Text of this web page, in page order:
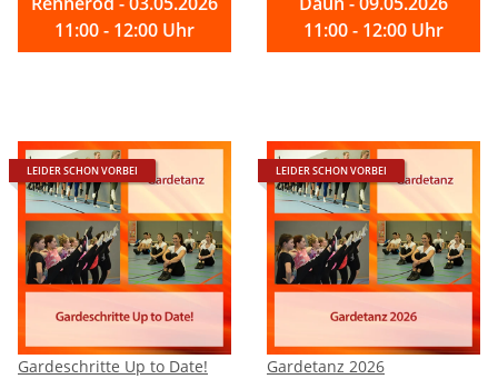
11:00 - 12:00 Uhr
11:00 - 12:00 Uhr
LEIDER SCHON VORBEI
Gardeschritte Up to Date!
LEIDER SCHON VORBEI
Gardetanz 2026